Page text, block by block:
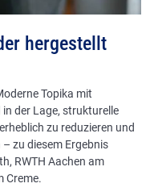
hergestellt
Topika mit
der Lage, strukturelle
zu reduzieren und
zu diesem Ergebnis
RWTH Aachen am
Creme.